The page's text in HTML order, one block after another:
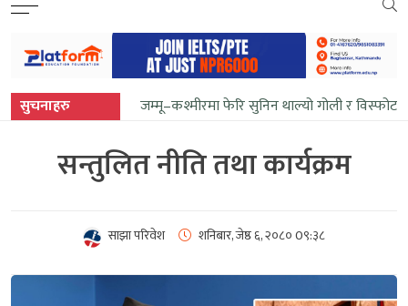
सुचनाहरु जम्मू–कश्मीरमा फेरि सुनिन थाल्यो गोली र
सन्तुलित नीति तथा कार्यक्रम
साझा परिवेश शनिबार, जेष्ठ ६, २०८०0९:३८